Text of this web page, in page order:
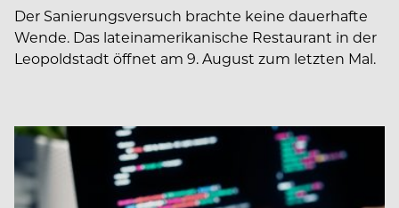
Der Sanierungsversuch brachte keine dauerhafte
Wende. Das lateinamerikanische Restaurant in der
Leopoldstadt öffnet am 9. August zum letzten Mal.